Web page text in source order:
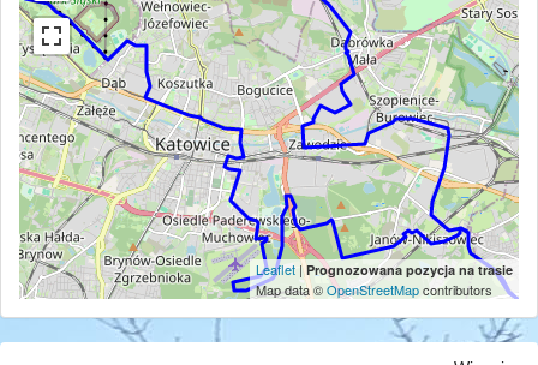
Leaflet |Prognozowana pozycja na trasie
Map data ©OpenStreetMapcontributors